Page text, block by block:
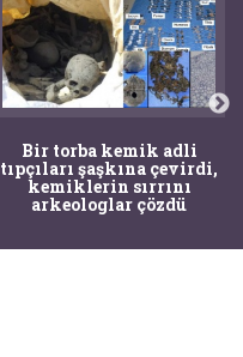
Bir torba kemik adli
tıpçıları şaşkına çevirdi,
kemiklerin sırrını
arkeologlar çözdü